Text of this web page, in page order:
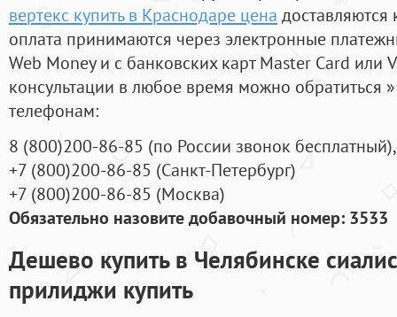
вертекс купить в Краснодаре цена доставляются
оплата принимаются через электронные
Web Money и с банковских карт Master Card или
консультации в любое время можно обратиться
телефонам:
8 (800)200-86-85 (по России звонок бесплатный),
+7 (800)200-86-85 (Санкт-Петербург)
+7 (800)200-86-85 (Москва)
Обязательно назовите добавочный номер: 3533
Дешево купить в Челябинске
прилиджи купить